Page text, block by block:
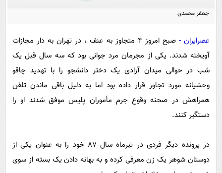
مجله تصویری سلاح
سیاست
سرگرمی
فناوری
حوادث
محیط زیست
داستان کوتاه
پیامک
روانشناسی
دانلود
جعفر محمدی
عصرایران-
صبح امروز 4 متجاوز به عنف ، در تهران به دار مجازات
آویخته شدند. یکی از مجرمان مرد جوانی بود که سه سال قبل یک
شب در حوالی میدان آزادی یک دختر دانشجو را با تهدید چاقو
وحشیانه مورد تجاوز قرار داده بود اما به دلیل باقی ماندن تلفن
همراهش در صحنه وقوع جرم مأموران پلیس موفق شدند او را
دستگیر کنند.
در پرونده دیگر فردی در تیرماه سال 87 خود را به عنوان یکی از
دوستان شوهر یک زن معرفی کرده و به بهانه دادن یک بسته از سوی